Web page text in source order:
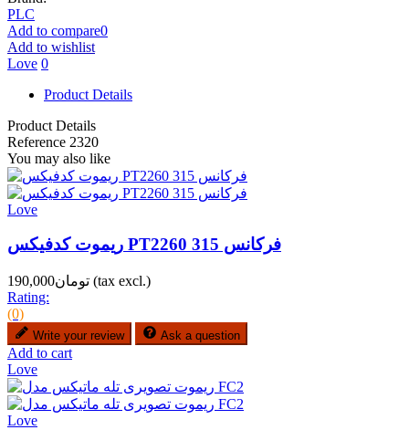
PLC
Add to compare0
Add to wishlist
Love 0
Product Details
Product Details
Reference 2320
You may also like
Love
ریموت کدفیکس PT2260 فرکانس 315
تومان190,000 (tax excl.)
Rating:
(0)
Write your review Ask a question
Add to cart
Love
Love